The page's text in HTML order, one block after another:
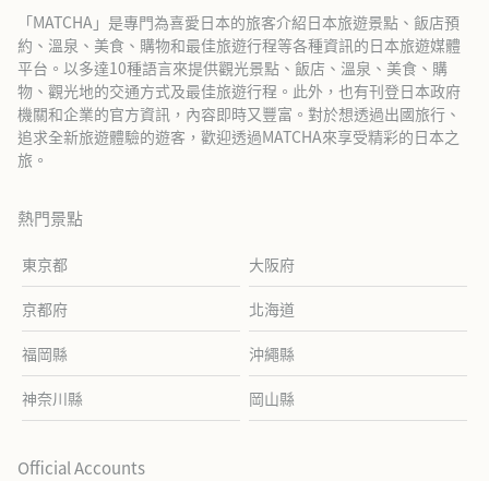
「MATCHA」是專門為喜愛日本的旅客介紹日本旅遊景點、飯店預
約、溫泉、美食、購物和最佳旅遊行程等各種資訊的日本旅遊媒體
平台。以多達10種語言來提供觀光景點、飯店、溫泉、美食、購
物、觀光地的交通方式及最佳旅遊行程。此外，也有刊登日本政府
機關和企業的官方資訊，內容即時又豐富。對於想透過出國旅行、
追求全新旅遊體驗的遊客，歡迎透過MATCHA來享受精彩的日本之
旅。
熱門景點
東京都 大阪府
京都府 北海道
福岡縣 沖繩縣
神奈川縣 岡山縣
Official Accounts